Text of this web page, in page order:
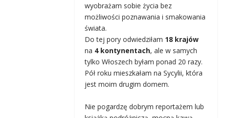
wyobrażam sobie życia bez
możliwości poznawania i smakowania
świata.
Do tej pory odwiedziłam 18 krajów
na 4 kontynentach, ale w samych
tylko Włoszech byłam ponad 20 razy.
Pół roku mieszkałam na Sycylii, która
jest moim drugim domem.
Nie pogardzę dobrym reportażem lub